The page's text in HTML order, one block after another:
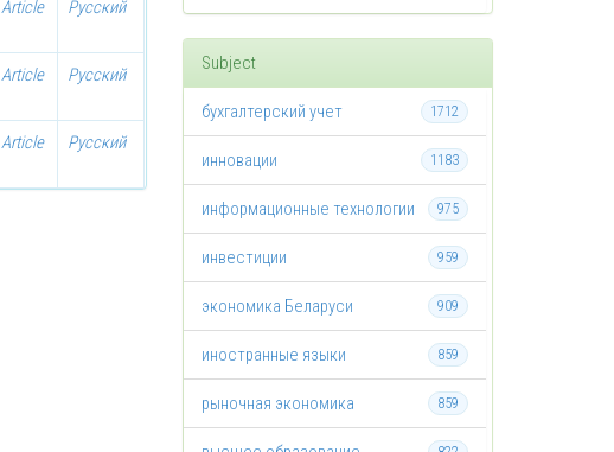
Article Русский
Article Русский
Article Русский
Subject
1712
бухгалтерский учет
1183
инновации
975
информационные технологии
959
инвестиции
909
экономика Беларуси
859
иностранные языки
859
рыночная экономика